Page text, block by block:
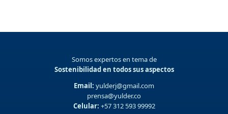
Somos expertos en tema de
Sostenibilidad en todos sus aspectos
Email: yulderj@gmail.com
prensa@yulder.co
Celular: +57 312 593 99992